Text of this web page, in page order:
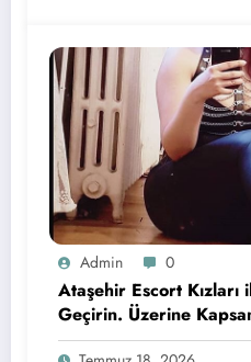
Admin 0
Ataşehir Escort
Geçirin. Üzerine